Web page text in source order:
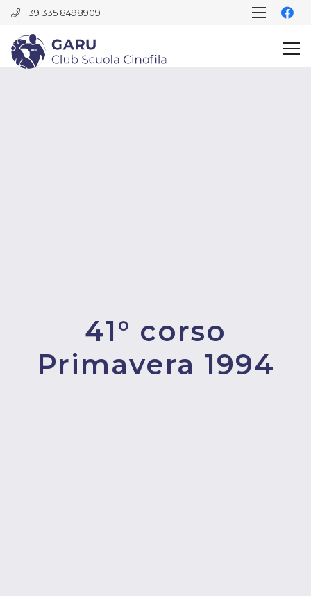
+39 335 8498909
41° corso
Primavera 1994